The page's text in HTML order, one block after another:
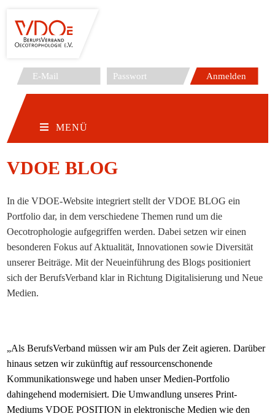
Inhalt
springen
MENÜ
VDOE BLOG
In die VDOE-Website integriert stellt der VDOE BLOG ein
Portfolio dar, in dem verschiedene Themen rund um die
Oecotrophologie aufgegriffen werden.Dabei setzen wir einen
besonderen Fokus auf Aktualität, Innovationen sowie Diversität
unserer Beiträge. Mit der Neueinführung des Blogs positioniert
sich der BerufsVerband klar in Richtung Digitalisierung und Neue
Medien.
„Als BerufsVerband müssen wir am Puls der Zeit agieren. Darüber
hinaus setzen wir zukünftig auf ressourcenschonende
Kommunikationswege und haben unser Medien-Portfolio
dahingehend modernisiert. Die Umwandlung unseres Print-
Mediums VDOE POSITION in elektronische Medien wie den